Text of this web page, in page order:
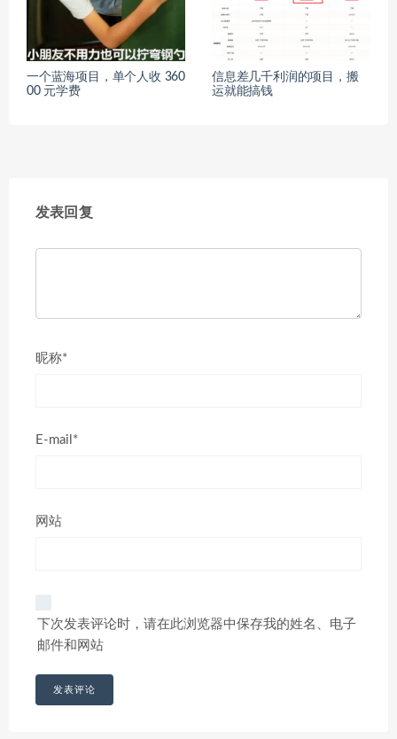
一个蓝海项目，单个人收 360
00 元学费
信息差几千利润的项目，搬
运就能搞钱
发表回复
昵称*
E-mail*
网站
下次发表评论时，请在此浏览器中保存我的姓名、电子
邮件和网站